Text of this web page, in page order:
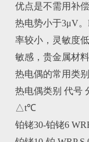
优点是不需用补
热电势小于3μV
率较小，灵敏度
敏感，贵金属材
热电偶的常用类别
热电偶类别 代号
△t℃
铂铑30-铂铑6